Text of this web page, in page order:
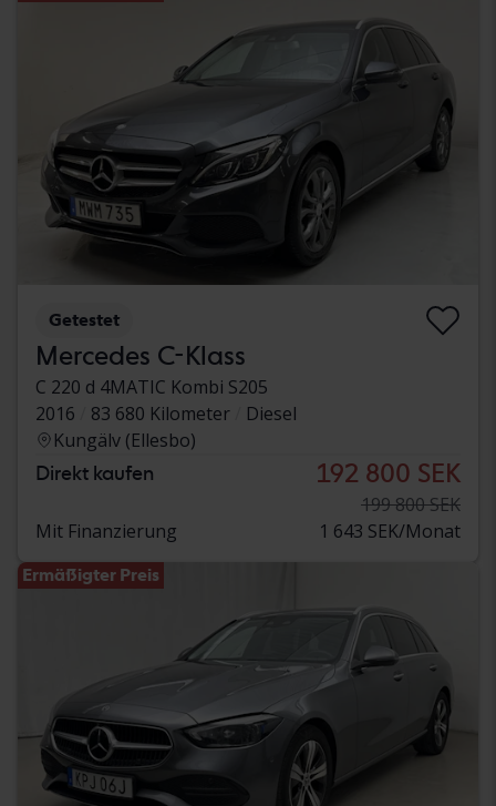
Getestet
Mercedes C-Klass
C 220 d 4MATIC Kombi S205
2016
83 680 Kilometer
Diesel
Kungälv (Ellesbo)
Direkt kaufen 192 800 SEK
199 800 SEK
Mit Finanzierung
1 643 SEK/Monat
Ermäßigter Preis